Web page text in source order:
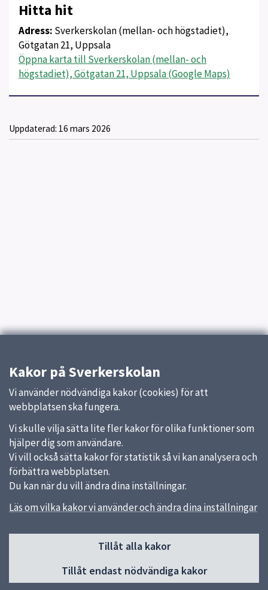
Hitta hit
Adress: Sverkerskolan (mellan- och högstadiet),
Götgatan 21, Uppsala
Öppna karta till Sverkerskolan (mellan- och
högstadiet), Götgatan 21, Uppsala (Google Maps)
Uppdaterad: 16 mars 2026
Kakor på Sverkerskolan
Vi använder nödvändiga kakor (cookies) för att
webbplatsen ska fungera.
Vi skulle vilja sätta lite fler kakor för olika funktioner som
hjälper dig som användare.
Vi vill också sätta kakor för statistik så vi kan analysera och
förbättra webbplatsen.
Du kan när du vill ändra dina inställningar.
Läs om vilka kakor vi använder och ändra dina inställningar
Tillåt alla kakor
Tillåt endast nödvändiga kakor